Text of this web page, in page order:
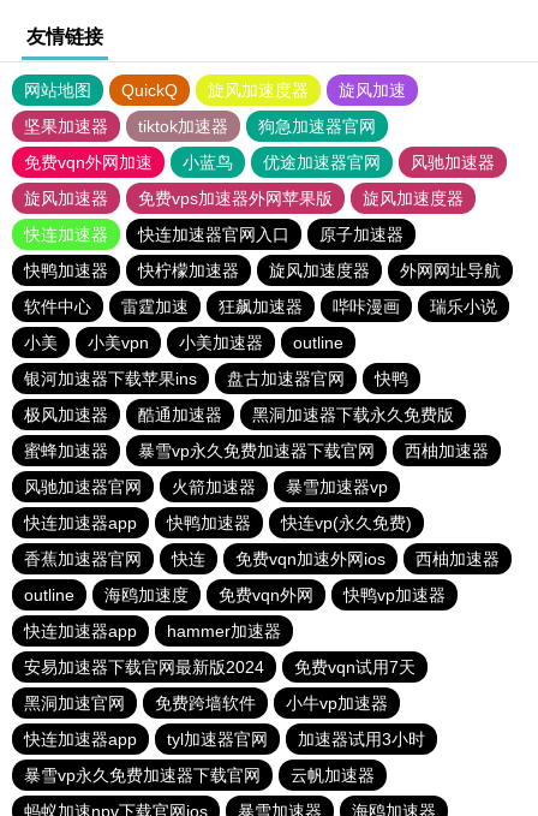
友情链接
网站地图 QuickQ 旋风加速度器
旋风加速
坚果加速器
tiktok加速器
狗急加速器官网
免费vqn外网加速
小蓝鸟 优途加速器官网
风驰加速器
旋风加速器
免费vps加速器外网苹果版
旋风加速度器
快连加速器
快连加速器官网入口
原子加速器
快鸭加速器
快柠檬加速器 旋风加速度器
外网网址导航
软件中心
雷霆加速 狂飙加速器 哔咔漫画
瑞乐小说
小美
小美vpn 小美加速器
outline
银河加速器下载苹果ins
盘古加速器官网
快鸭
极风加速器
酷通加速器
黑洞加速器下载永久免费版
蜜蜂加速器
暴雪vp永久免费加速器下载官网
西柚加速器
风驰加速器官网
火箭加速器
暴雪加速器vp
快连加速器app
快鸭加速器
快连vp(永久免费)
香蕉加速器官网
快连 免费vqn加速外网ios
西柚加速器
outline
海鸥加速度 免费vqn外网
快鸭vp加速器
快连加速器app
hammer加速器
安易加速器下载官网最新版2024
免费vqn试用7天
黑洞加速官网
免费跨墙软件
小牛vp加速器
快连加速器app
tyl加速器官网
加速器试用3小时
暴雪vp永久免费加速器下载官网
云帆加速器
蚂蚁加速npv下载官网ios
暴雪加速器 海鸥加速器